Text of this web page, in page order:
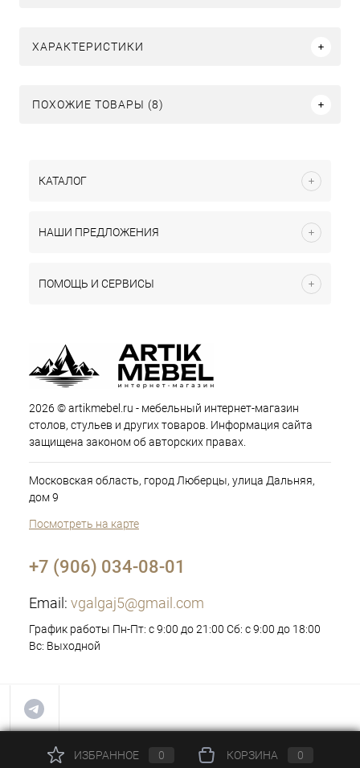
ХАРАКТЕРИСТИКИ
ПОХОЖИЕ ТОВАРЫ (8)
КАТАЛОГ
НАШИ ПРЕДЛОЖЕНИЯ
ПОМОЩЬ И СЕРВИСЫ
2026 © artikmebel.ru - мебельный интернет-магазин
столов, стульев и других товаров. Информация сайта
защищена законом об авторских правах.
Московская область, город Люберцы, улица Дальняя,
дом 9
Посмотреть на карте
+7 (906) 034-08-01
Email: vgalgaj5@gmail.com
График работы Пн-Пт: с 9:00 до 21:00 Сб: с 9:00 до 18:00
Вс: Выходной
ИЗБРАННОЕ 0 КОРЗИНА 0